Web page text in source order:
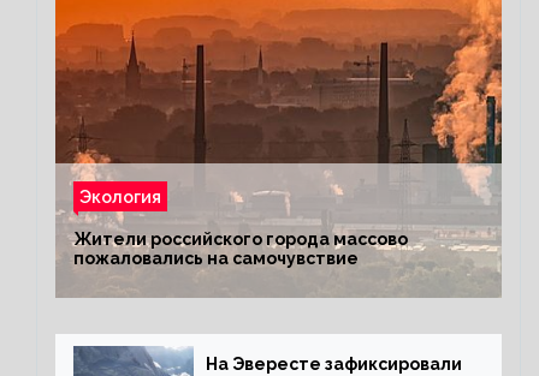
Экология
Жители российского города массово
пожаловались на самочувствие
На Эвересте зафиксировали